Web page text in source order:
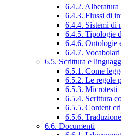
6.4.2. Alberatura
6.4.3. Flussi di
6.4.4. Sistemi di
6.4.5. Tipologie
6.4.6. Ontologie
6.4.7.
6.5. Scrittura e
6.5.1. Come
6.5.2. Le regole
6.5.3. Microtesti
6.5.4. Scrittura
6.5.5. Content
6.5.6.
6.6. Documenti